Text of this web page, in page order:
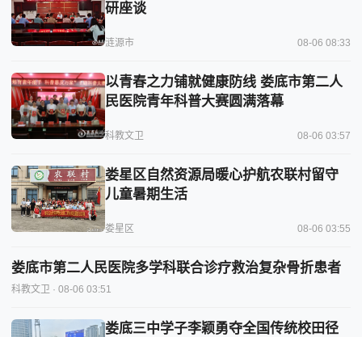
研座谈
涟源市 08-06 08:33
以青春之力铺就健康防线 娄底市第二人
民医院青年科普大赛圆满落幕
科教文卫 08-06 03:57
娄星区自然资源局暖心护航农联村留守
儿童暑期生活
娄星区 08-06 03:55
娄底市第二人民医院多学科联合诊疗救治复杂骨折患者
科教文卫 · 08-06 03:51
娄底三中学子李颖勇夺全国传统校田径